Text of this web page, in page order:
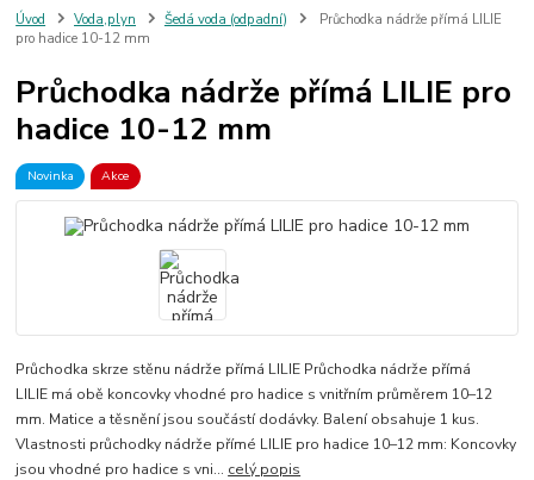
Úvod Voda,plyn Šedá voda (odpadní)
Průchodka nádrže přímá LILIE
pro hadice 10-12 mm
Průchodka nádrže přímá LILIE pro
hadice 10-12 mm
Novinka Akce
Průchodka skrze stěnu nádrže přímá LILIE Průchodka nádrže přímá
LILIE má obě koncovky vhodné pro hadice s vnitřním průměrem 10–12
mm. Matice a těsnění jsou součástí dodávky. Balení obsahuje 1 kus.
Vlastnosti průchodky nádrže přímé LILIE pro hadice 10–12 mm: Koncovky
jsou vhodné pro hadice s vni... celý popis